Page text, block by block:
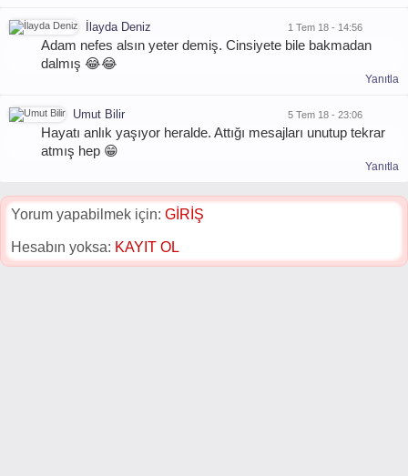
İlayda Deniz 1 Tem 18 - 14:56
Adam nefes alsın yeter demiş. Cinsiyete bile bakmadan
dalmış 😂😂
Yanıtla
Umut Bilir 5 Tem 18 - 23:06
Hayatı anlık yaşıyor heralde. Attığı mesajları unutup tekrar
atmış hep 😁
Yanıtla
Yorum yapabilmek için: GİRİŞ
Hesabın yoksa: KAYIT OL